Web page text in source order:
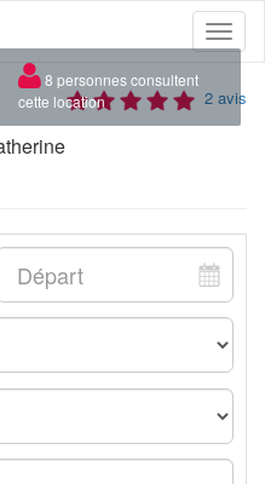
Toggle
2 avis
×
8 personnes consultent
cette location